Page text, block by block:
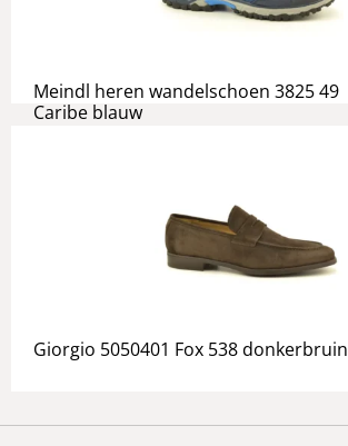
Meindl heren wandelschoen 3825 49
Caribe blauw
Giorgio 5050401 Fox 538 donkerbruin